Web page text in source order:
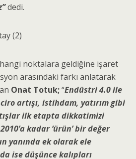
dedi.
noktalara geldiğine işaret
arasındaki farkı anlatarak
Onat Totuk;“Endüstri 4.0 ile
artışı, istihdam, yatırım gibi
ilk etapta dikkatimizi
kadar ‘ürün’ bir değer
yanında ek olarak ele
ise düşünce kalıpları